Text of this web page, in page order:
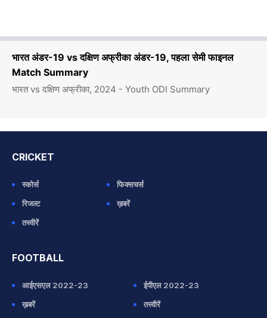
भारत अंडर-19 vs दक्षिण अफ्रीका अंडर-19, पहला सेमी फाइनल
Match Summary
भारत vs दक्षिण अफ्रीका, 2024 - Youth ODI Summary
CRICKET
स्कोर्स
फिक्सचर्स
रिजल्ट
ख़बरें
तस्वीरें
FOOTBALL
आईएसएल 2022-23
ईपीएल 2022-23
ख़बरें
तस्वीरें